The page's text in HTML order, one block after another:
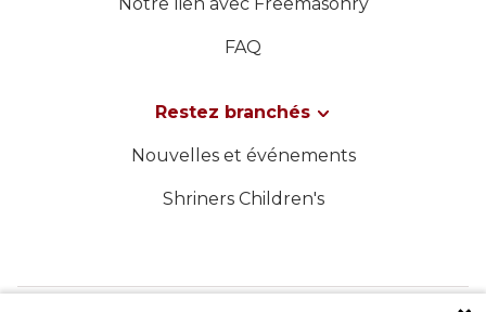
Notre lien avec Freemasonry
FAQ
Restez branchés
Nouvelles et événements
Shriners Children's